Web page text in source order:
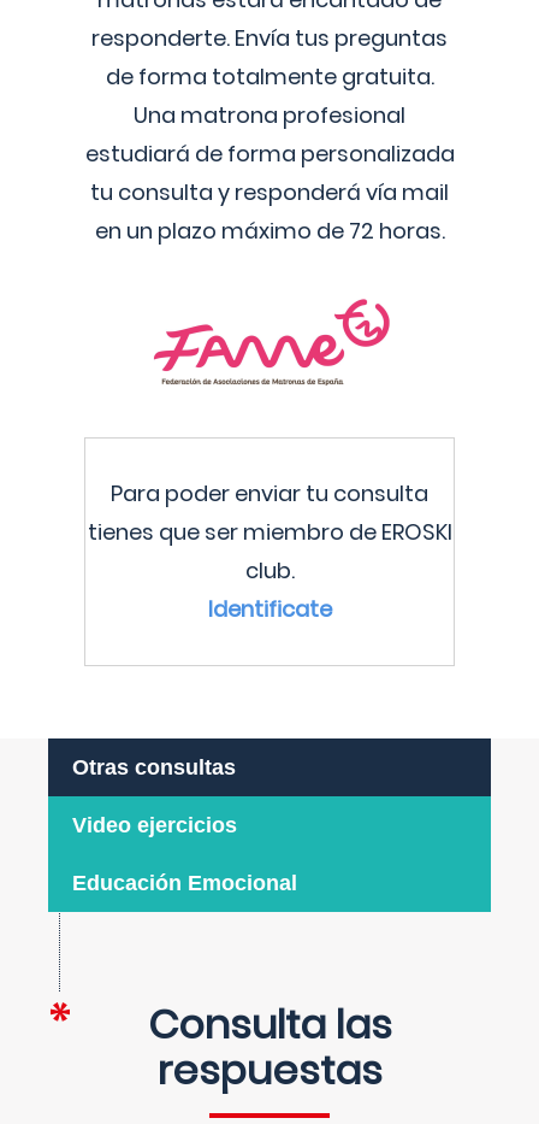
responderte. Envía tus preguntas
de forma totalmente gratuita.
Una matrona profesional
estudiará de forma personalizada
tu consulta y responderá vía mail
en un plazo máximo de 72 horas.
Para poder enviar tu consulta
tienes que ser miembro de EROSKI
club.
Identificate
Otras consultas
Video ejercicios
Educación Emocional
Consulta las
respuestas